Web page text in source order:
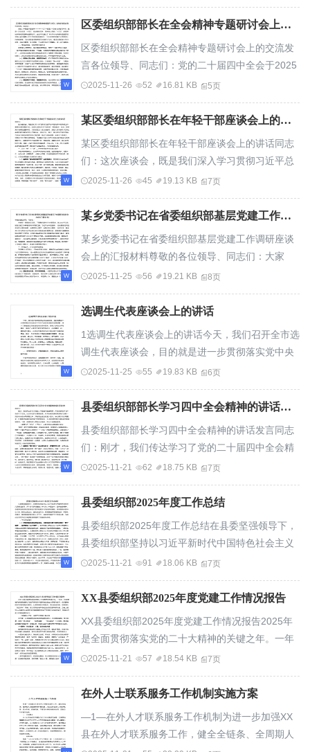
区委组织部部长在全会精神专题研讨会上的交流发言
区委组织部部长在全会精神专题研讨会上的交流发
言各位领导、同志们：党的二十届四中全会于2025
年10月20日至23日在北京胜利举行，这是一次在...
2025-11-26 52 16.81 KB 5页
某区委组织部部长在年轻干部座谈会上的讲话
某区委组织部部长在年轻干部座谈会上的讲话同志
们：这次座谈会，既是我们深入学习贯彻习近平总
书记关于年轻干部工作重要论述的具体行动，也...
2025-11-26 45 19.13 KB 7页
某乡党委书记在省委组织部基层党建工作调研座谈会上的汇报材料
某乡党委书记在省委组织部基层党建工作调研座谈
会上的汇报材料尊敬的各位领导、同志们：大家
好！根据会议安排，下面我代表中共*乡委员会，...
2025-11-25 56 19.21 KB 8页
选调生代表座谈会上的讲话
1选调生代表座谈会上的讲话今天，我们召开全市选
调生代表座谈会，目的就是进一步贯彻落实党中央
关于年轻干部培养选拔的决策部署，深入了解...
2025-11-25 55 19.83 KB 6页
县委组织部部长学习四中全会精神的讲话发言
县委组织部部长学习四中全会精神的讲话发言同志
们：刚才，我们传达学习了党的二十届四中全会精
神，并就初步的学习体会进行了交流。这次会议...
2025-11-21 62 18.75 KB 7页
县委组织部2025年度工作总结
县委组织部2025年度工作总结在县委坚强领导下，
县委组织部坚持以习近平新时代中国特色社会主义
思想为指导，深入学习贯彻党的二十大和二十届...
2025-11-21 91 18.06 KB 7页
XX县委组织部2025年度党建工作情况报告
XX县委组织部2025年度党建工作情况报告2025年
是全面贯彻落实党的二十大精神的关键之年。一年
来，XX县委组织部始终坚持以习近平新时代中国
2025-11-21 57 18.54 KB 7页
在外人士联系服务工作机制实施方案
—1—在外人才联系服务工作机制为进一步加强XX
县在外人才联系服务工作，健全全链条、全周期人